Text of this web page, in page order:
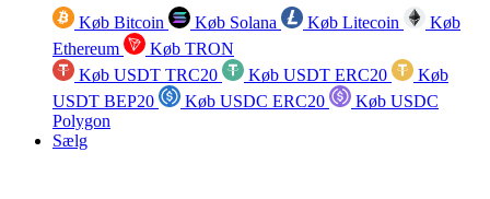
Køb Bitcoin Køb Solana Køb Litecoin
Køb
Ethereum
Køb TRON
Køb USDT TRC20
Køb USDT ERC20
Køb
USDT BEP20
Køb USDC ERC20
Køb USDC
Polygon
Sælg